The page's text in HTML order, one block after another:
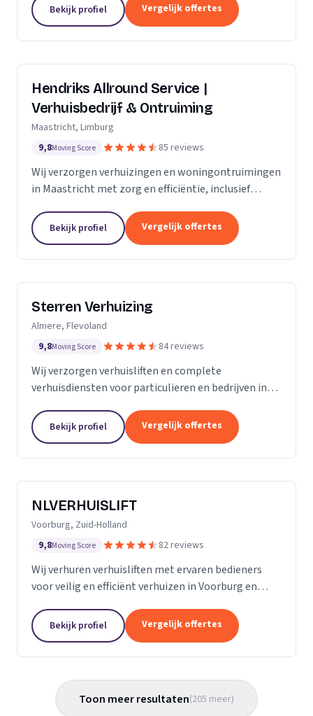
Bekijk profiel Vergelijk offertes
Hendriks Allround Service |
Verhuisbedrijf & Ontruiming
Maastricht, Limburg
9,8Moving Score 85 reviews
Wij verzorgen verhuizingen en woningontruimingen
in Maastricht met zorg en efficiëntie, inclusief
Bekijk profiel Vergelijk offertes
Sterren Verhuizing
Almere, Flevoland
9,8Moving Score 84 reviews
Wij verzorgen verhuisliften en complete
verhuisdiensten voor particulieren en bedrijven in
Bekijk profiel Vergelijk offertes
NLVERHUISLIFT
Voorburg, Zuid-Holland
9,8Moving Score 82 reviews
Wij verhuren verhuisliften met ervaren bedieners
voor veilig en efficiënt verhuizen in Voorburg en
Bekijk profiel Vergelijk offertes
Toon meer resultaten(205 meer)